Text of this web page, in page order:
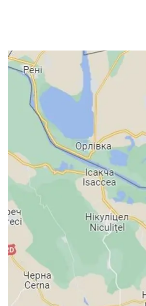
У румунському повіті Тулча
метрів. Їх виявили після
гелікоптер
Про це пишуть
Digi24
За даними ЗМІ, близько 05:00 13
безпілотників.
Міноборони Румуніїповідомило
вночі продовжили атакувати
Після виявлення груп